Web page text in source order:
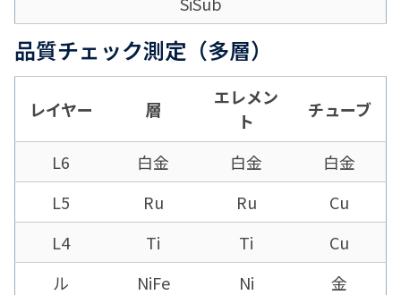
品質チェック測定（多層）
レイヤー 層
エレメン
ト
チューブ
L6 白金 白金
白金
L5
Ru Ru
Cu
L4
Ti Ti
Cu
ル
NiFe Ni
金